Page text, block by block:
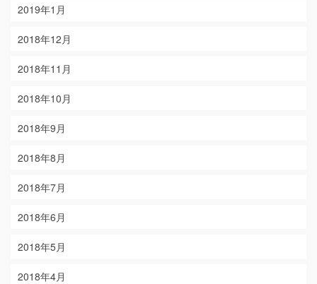
2019年1月
2018年12月
2018年11月
2018年10月
2018年9月
2018年8月
2018年7月
2018年6月
2018年5月
2018年4月